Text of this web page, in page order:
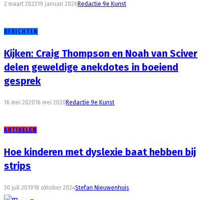
2 maart 202319 januari 2026 Redactie 9e Kunst
BERICHTEN
Kijken: Craig Thompson en Noah van Sciver
delen geweldige anekdotes in boeiend
gesprek
16 mei 202016 mei 2020 Redactie 9e Kunst
ARTIKELEN
Hoe kinderen met dyslexie baat hebben bij
strips
30 juli 201918 oktober 2024Stefan Nieuwenhuis